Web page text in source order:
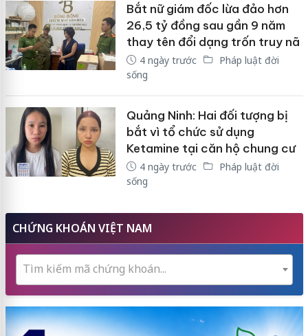
Bắt nữ giám đốc lừa đảo hơn
26,5 tỷ đồng sau gần 9 năm
thay tên đổi dạng trốn truy nã
4 ngày trước
Pháp luật đời
sống
Quảng Ninh: Hai đối tượng bị
bắt vì tổ chức sử dụng
Ketamine tại căn hộ chung cư
4 ngày trước
Pháp luật đời
sống
CHỨNG KHOÁN VIỆT NAM
Tìm kiếm mã chứng khoán...